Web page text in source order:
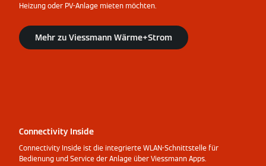
Heizung oder PV-Anlage mieten möchten.
Mehr zu Viessmann Wärme+Strom
Connectivity Inside
Connectivity Inside ist die integrierte WLAN-Schnittstelle für
Bedienung und Service der Anlage über Viessmann Apps.